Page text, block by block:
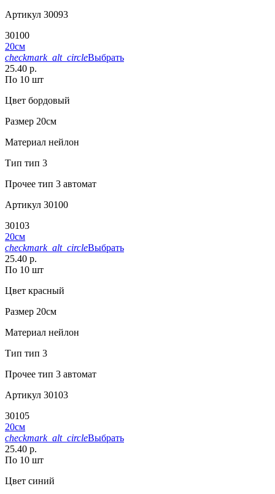
Артикул 30093
30100
20см
checkmark_alt_circleВыбрать
25.40 р.
По 10 шт
Цвет бордовый
Размер 20см
Материал нейлон
Тип тип 3
Прочее тип 3 автомат
Артикул 30100
30103
20см
checkmark_alt_circleВыбрать
25.40 р.
По 10 шт
Цвет красный
Размер 20см
Материал нейлон
Тип тип 3
Прочее тип 3 автомат
Артикул 30103
30105
20см
checkmark_alt_circleВыбрать
25.40 р.
По 10 шт
Цвет синий